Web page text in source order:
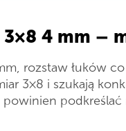
3×8 4 mm –
rozstaw łuków
3×8 i szukają